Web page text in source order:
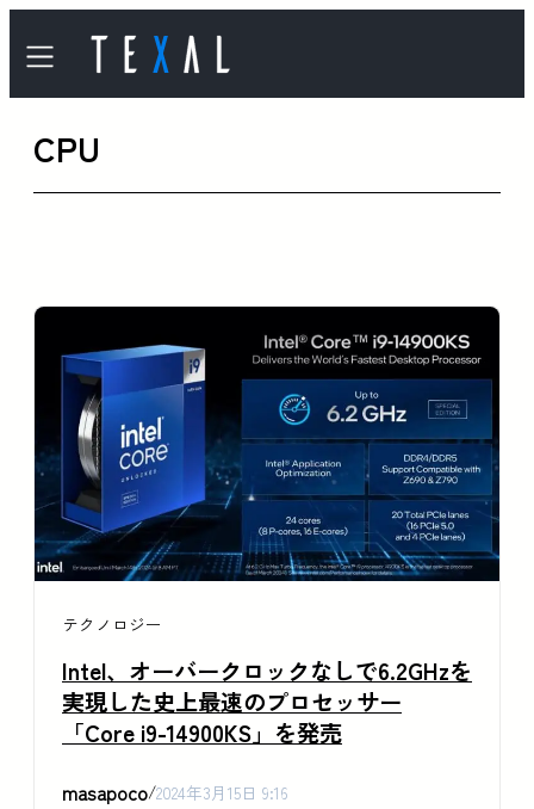
容
を
CPU
テクノロジー
Intel、オーバークロックなしで6.2GHzを
実現した史上最速のプロセッサー
「Core i9-14900KS」を発売
masapoco/2024年3月15日 9:16